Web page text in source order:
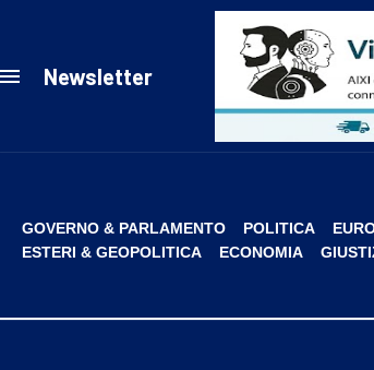
Newsletter
GOVERNO & PARLAMENTO POLITICA
ESTERI & GEOPOLITICA
ECONOMIA